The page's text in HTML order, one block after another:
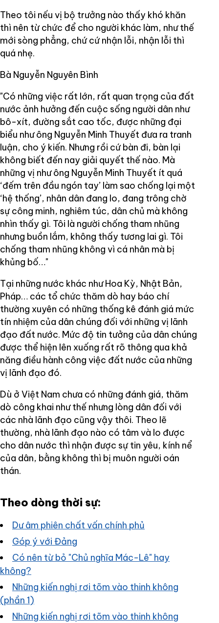
Theo tôi nếu vị bộ trưởng nào thấy khó khăn
thì nên từ chức để cho người khác làm, như thế
mới sòng phẳng, chứ cứ nhận lỗi, nhận lỗi thì
quá nhẹ.
Bà Nguyễn Nguyên Bình
"Có những việc rất lớn, rất quan trọng của đất
nước ảnh hưởng đến cuộc sống người dân như
bô-xít, đường sắt cao tốc, được những đại
biểu như ông Nguyễn Minh Thuyết đưa ra tranh
luận, cho ý kiến. Nhưng rồi cứ bàn đi, bàn lại
không biết đến nay giải quyết thế nào. Mà
những vị như ông Nguyễn Minh Thuyết ít quá
‘đếm trên đầu ngón tay’ làm sao chống lại một
‘hệ thống’, nhân dân đang lo, đang trông chờ
sự công minh, nghiêm túc, dân chủ mà không
nhìn thấy gì. Tôi là người chống tham nhũng
nhưng buồn lắm, không thấy tương lai gì. Tôi
chống tham nhũng không vì cá nhân mà bị
khủng bố…"
Tại những nước khác như Hoa Kỳ, Nhật Bản,
Pháp… các tổ chức thăm dò hay báo chí
thường xuyên có những thống kê đánh giá mức
tín nhiệm của dân chúng đối với những vị lãnh
đạo đất nước. Mức độ tin tưởng của dân chúng
được thể hiện lên xuống rất rõ thông qua khả
năng điều hành công việc đất nước của những
vị lãnh đạo đó.
Dù ở Việt Nam chưa có những đánh giá, thăm
dò công khai như thế nhưng lòng dân đối với
các nhà lãnh đạo cũng vậy thôi. Theo lẽ
thường, nhà lãnh đạo nào có tâm và lo được
cho dân nước thì nhận được sự tin yêu, kính nể
của dân, bằng không thì bị muôn người oán
thán.
Theo dòng thời sự:
Dư âm phiên chất vấn chính phủ
Góp ý với Đảng
Có nên từ bỏ "Chủ nghĩa Mác-Lê" hay
không?
Những kiến nghị rơi tõm vào thinh không
(phần 1)
Những kiến nghị rơi tõm vào thinh không